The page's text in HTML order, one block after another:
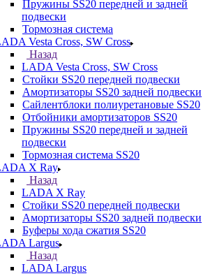
Пружины SS20 передней и задней
подвески
Тормозная система
Vesta Cross, SW Cross
Назад
LADA Vesta Cross, SW Cross
Стойки SS20 передней подвески
Амортизаторы SS20 задней подвески
Сайлентблоки полиуретановые SS20
Отбойники амортизаторов SS20
Пружины SS20 передней и задней
подвески
Тормозная система SS20
X Ray
Назад
LADA X Ray
Стойки SS20 передней подвески
Амортизаторы SS20 задней подвески
Буферы хода сжатия SS20
Largus
Назад
LADA Largus